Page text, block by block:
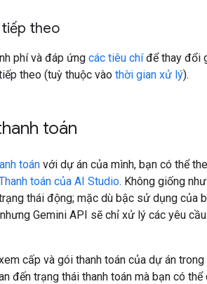
theo
phí và đáp ứng các tiêu chíđể thay đổi
theo (tuỳ thuộc vào thời gian xử lý).
toán
toán với dự án của mình, bạn có thể
toán của AI Studio. Không giống
thái động; mặc dù bậc sử dụng của
Gemini API sẽ chỉ xử lý các yêu
cấp và gói thanh toán của dự án
đến trạng thái thanh toán mà bạn có